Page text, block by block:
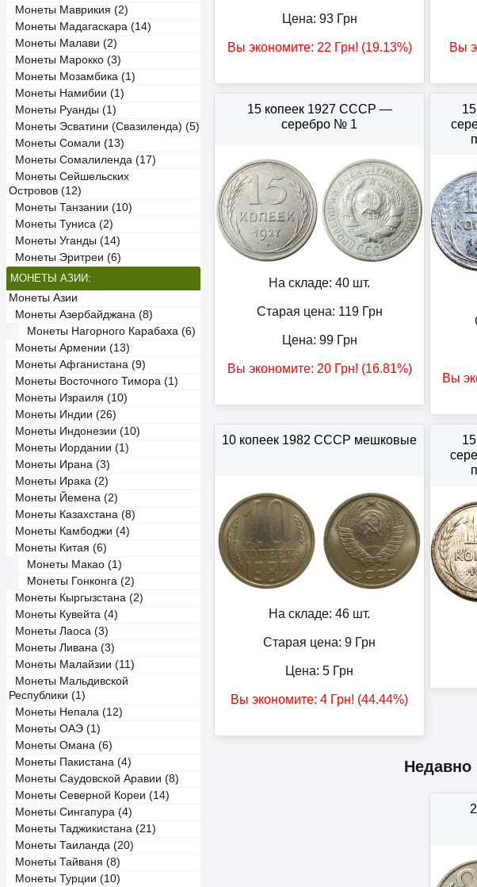
Монеты Маврикия (2)
Монеты Мадагаскара (14)
Монеты Малави (2)
Монеты Марокко (3)
Монеты Мозамбика (1)
Монеты Намибии (1)
Монеты Руанды (1)
Монеты Эсватини (Свазиленда) (5)
Монеты Сомали (13)
Монеты Сомалиленда (17)
Монеты Сейшельских
Островов (12)
Монеты Танзании (10)
Монеты Туниса (2)
Монеты Уганды (14)
Монеты Эритреи (6)
МОНЕТЫ АЗИИ:
Монеты Азии
Монеты Азербайджана (8)
Монеты Нагорного Карабаха (6)
Монеты Армении (13)
Монеты Афганистана (9)
Монеты Восточного Тимора (1)
Монеты Израиля (10)
Монеты Индии (26)
Монеты Индонезии (10)
Монеты Иордании (1)
Монеты Ирана (3)
Монеты Ирака (2)
Монеты Йемена (2)
Монеты Казахстана (8)
Монеты Камбоджи (4)
Монеты Китая (6)
Монеты Макао (1)
Монеты Гонконга (2)
Монеты Кыргызстана (2)
Монеты Кувейта (4)
Монеты Лаоса (3)
Монеты Ливана (3)
Монеты Малайзии (11)
Монеты Мальдивской
Республики (1)
Монеты Непала (12)
Монеты ОАЭ (1)
Монеты Омана (6)
Монеты Пакистана (4)
Монеты Саудовской Аравии (8)
Монеты Северной Кореи (14)
Монеты Сингапура (4)
Монеты Таджикистана (21)
Монеты Таиланда (20)
Монеты Тайваня (8)
Монеты Турции (10)
Цена: 93Грн
Вы экономите: 22 Грн! (19.13%) Вы
15 копеек 1927 СССР —
серебро № 1
На складе: 40 шт.
Старая цена: 119Грн
Цена: 99Грн
Вы экономите: 20Грн! (16.81%)
Вы
10 копеек 1982 СССР мешковые
На складе: 46 шт.
Старая цена: 9 Грн
Цена:5 Грн
Вы экономите:4 Грн! (44.44%)
Недавно